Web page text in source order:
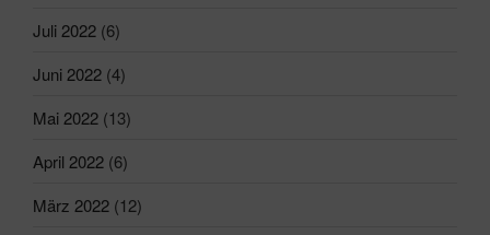
Juli 2022 (6)
Juni 2022 (4)
Mai 2022 (13)
April 2022 (6)
März 2022 (12)